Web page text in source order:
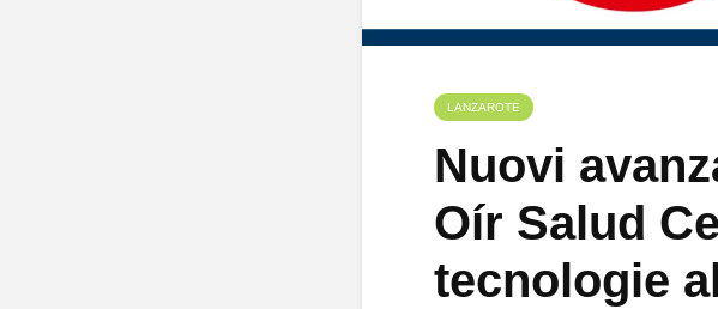
LANZAROTE
Nuovi
Oír Salud
tecnologie